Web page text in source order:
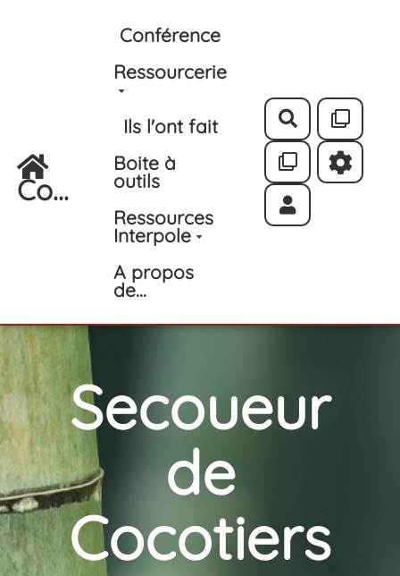
Aller au contenu principal
Co...
Conférence
Ressourcerie
Ils l'ont fait
Boite à
outils
Ressources
Interpole
A propos
de...
Rechercher
Secoueur
de
Cocotiers